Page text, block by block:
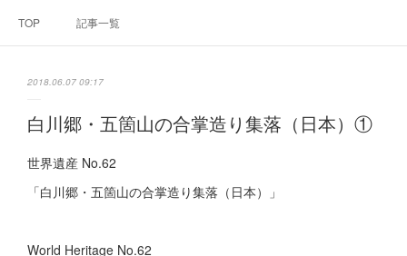
TOP 記事一覧
2018.06.07 09:17
白川郷・五箇山の合掌造り集落（日本）①
世界遺産 No.62
「白川郷・五箇山の合掌造り集落（日本）」
World Heritage No.62